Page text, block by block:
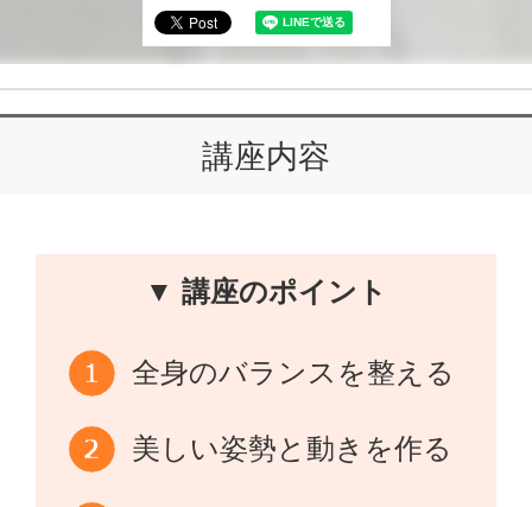
講座内容
▼ 講座のポイント
全身のバランスを整える
美しい姿勢と動きを作る